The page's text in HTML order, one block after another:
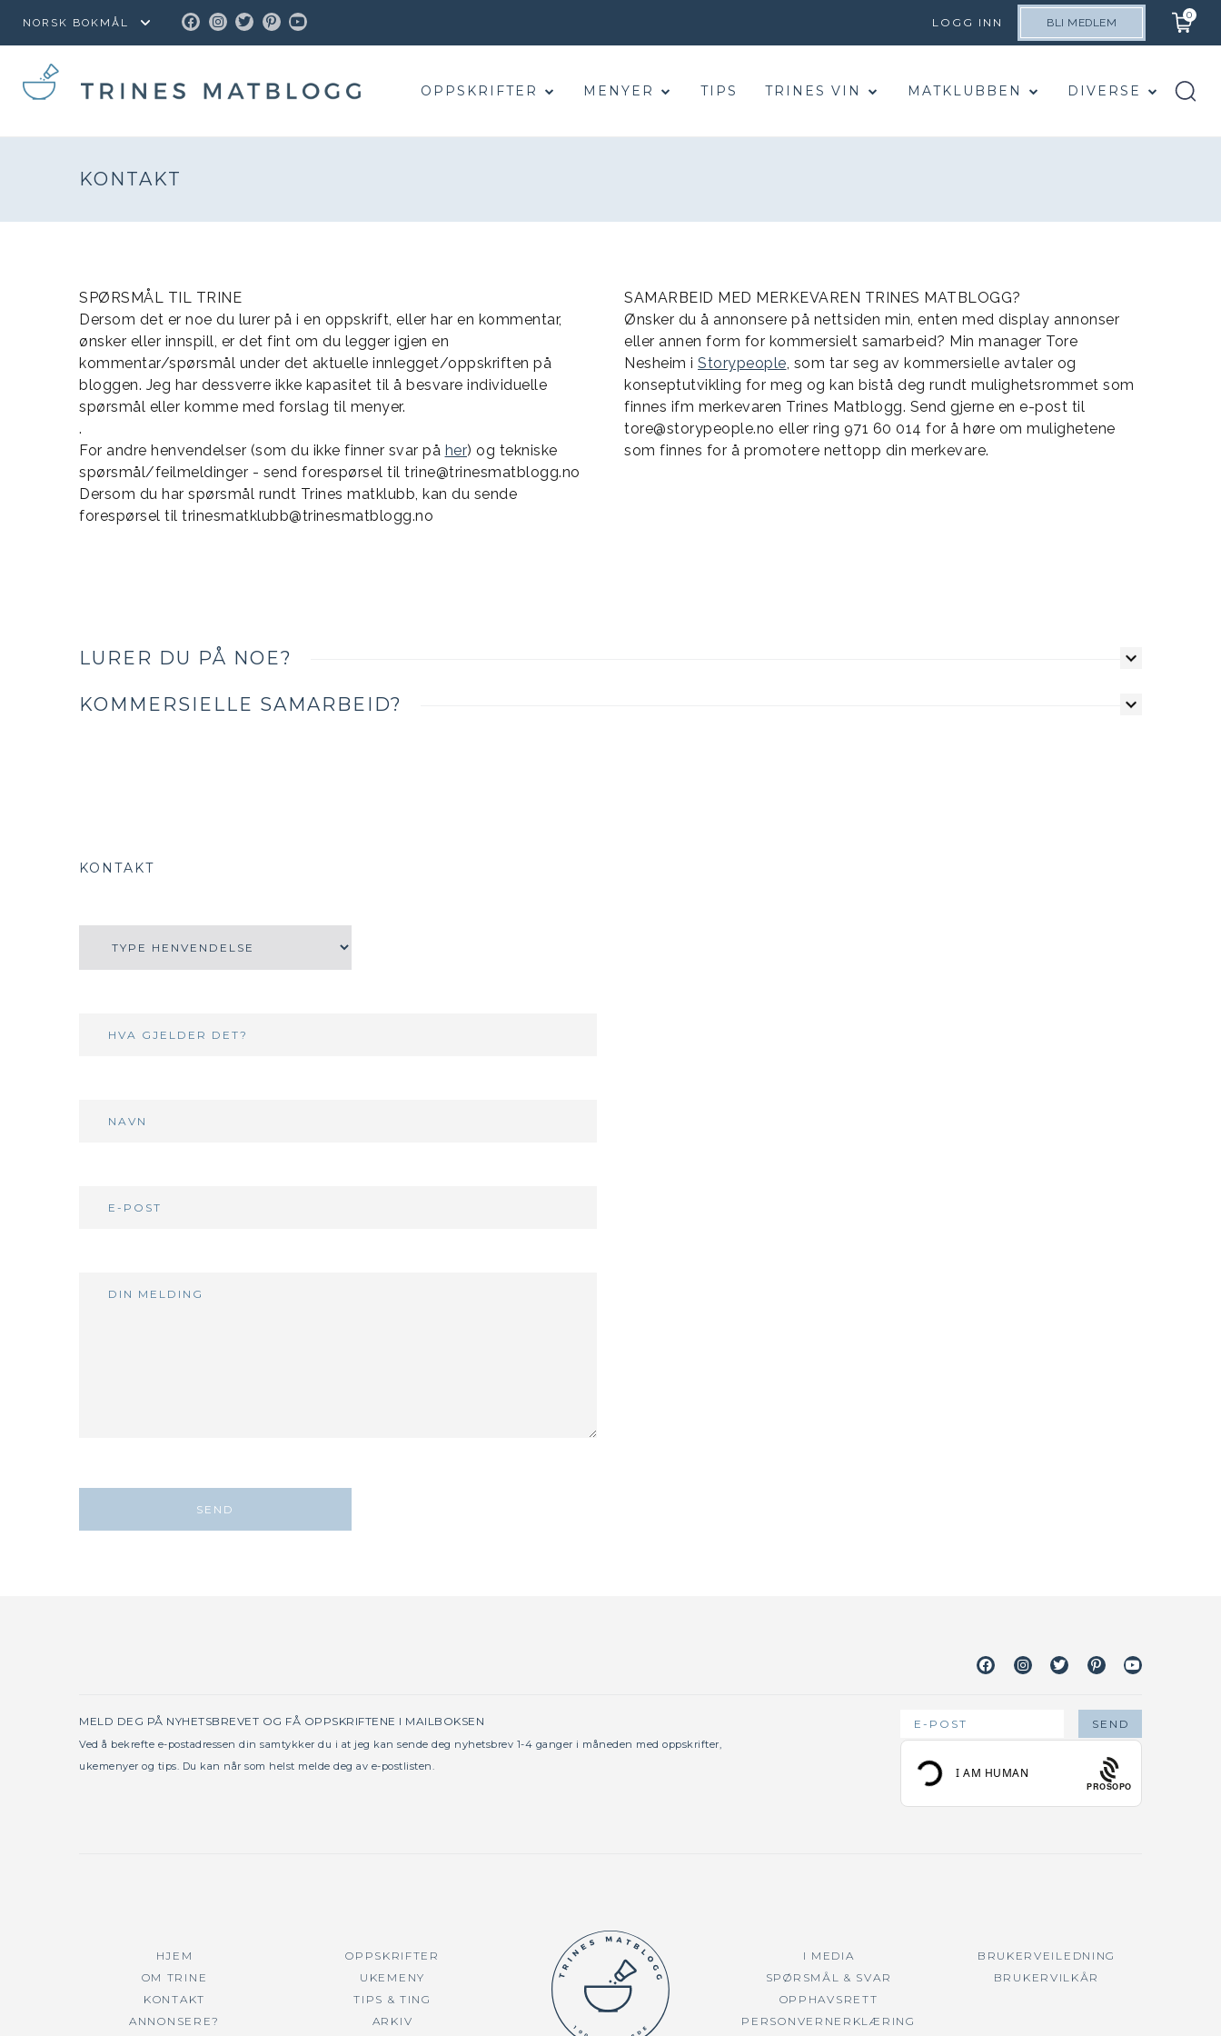
FACEBOOK
INSTAGRAM
TWITTER
PINTEREST
YOUTUBE LOGG INN BLI MEDLEM
0
OPPSKRIFTER MENYER TIPS TRINES VIN MATKLUBBEN DIVERSE
KONTAKT
SPØRSMÅL TIL TRINE
Dersom det er noe du lurer på i en oppskrift, eller har en kommentar,
ønsker eller innspill, er det fint om du legger igjen en
kommentar/spørsmål under det aktuelle innlegget/oppskriften på
bloggen. Jeg har dessverre ikke kapasitet til å besvare individuelle
spørsmål eller komme med forslag til menyer.
.
For andre henvendelser (som du ikke finner svar på her) og tekniske
spørsmål/feilmeldinger - send forespørsel til trine@trinesmatblogg.no
Dersom du har spørsmål rundt Trines matklubb, kan du sende
forespørsel til trinesmatklubb@trinesmatblogg.no
SAMARBEID MED MERKEVAREN TRINES MATBLOGG?
Ønsker du å annonsere på nettsiden min, enten med display annonser
eller annen form for kommersielt samarbeid? Min manager Tore
Nesheim i Storypeople, som tar seg av kommersielle avtaler og
konseptutvikling for meg og kan bistå deg rundt mulighetsrommet som
finnes ifm merkevaren Trines Matblogg. Send gjerne en e-post til
tore@storypeople.no eller ring 971 60 014 for å høre om mulighetene
som finnes for å promotere nettopp din merkevare.
LURER DU PÅ NOE?
KOMMERSIELLE SAMARBEID?
KONTAKT
FacebookInstagramTwitterPinterestYoutube
MELD DEG PÅ NYHETSBREVET OG FÅ OPPSKRIFTENE I MAILBOKSEN
Ved å bekrefte e-postadressen din samtykker du i at jeg kan sende deg nyhetsbrev 1-4 ganger i måneden med oppskrifter,
ukemenyer og tips. Du kan når som helst melde deg av e-postlisten.
PROSOPO
HJEM
OM TRINE
KONTAKT
ANNONSERE?
OPPSKRIFTER
UKEMENY
TIPS & TING
ARKIV
I MEDIA
SPØRSMÅL & SVAR
OPPHAVSRETT
PERSONVERNERKLÆRING
BRUKERVEILEDNING
BRUKERVILKÅR